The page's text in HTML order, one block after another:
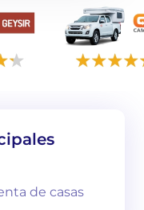
de casas